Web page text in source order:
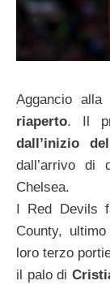
Aggancio
riaperto. Il
dall’inizio
dall’arrivo di
Chelsea.
I Red Devils
County,
loro terzo
il palo di